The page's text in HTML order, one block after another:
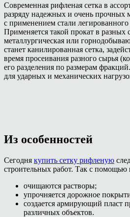
Современная рифленая сетка в
разряду надежных и очень прочных
с применением стали легированного
Применяется такой прокат в разных
металлургическая или
станет канилированная сетка,
время просеивания разного сырья
его разделения по размерам
для ударных и механических
Из особенностей
Сегодня купить сетку рифленую
строительных работ. Так с
очищаются растворы;
упрочняется дорожное
создается армирующий пласт
различных объектов.